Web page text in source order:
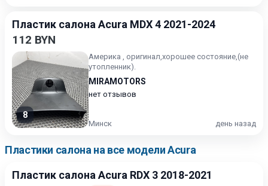
Пластик салона Acura MDX 4 2021-2024
112 BYN
8
Америка , оригинал,хорошее состояние,(не
утопленник).
MIRAMOTORS
нет отзывов
Минск день назад
Пластики салона на все модели Acura
Пластик салона Acura RDX 3 2018-2021